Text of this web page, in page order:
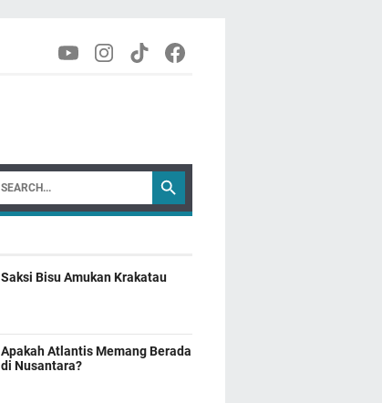
Saksi Bisu Amukan Krakatau
Apakah Atlantis Memang Berada
di Nusantara?